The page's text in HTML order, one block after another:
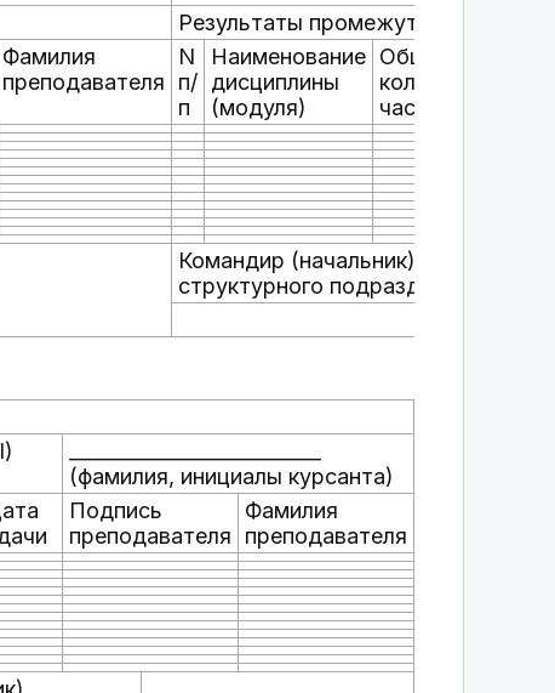
Результаты промежуточной
Фамилия
преподавателя
N
п/
п
Наименование
дисциплины
(модуля)
Общее
количество
час./з.ед.
Командир (начальник)
структурного подразделения
(фамилия, инициалы курсанта)
Подпись
преподавателя
Фамилия
преподавателя